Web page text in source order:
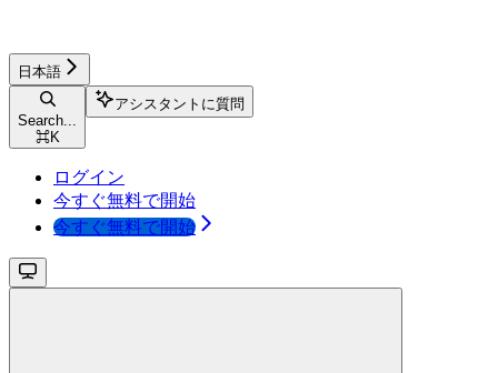
日本語
Search...
⌘K
アシスタントに質問
ログイン
今すぐ無料で開始
今すぐ無料で開始